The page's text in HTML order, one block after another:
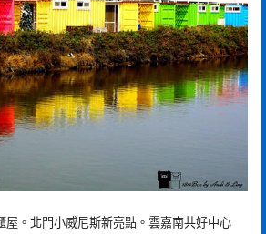
屋。北門小威尼斯新亮點。雲嘉南共好中心